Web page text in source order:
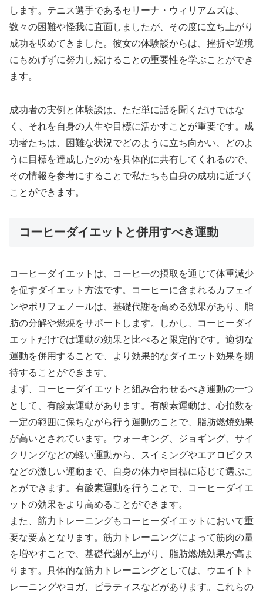
します。テニス選手であるセリーナ・ウィリアムズは、
数々の困難や怪我に直面しましたが、その度に立ち上がり
成功を収めてきました。彼女の体験談からは、挫折や逆境
にもめげずに努力し続けることの重要性を学ぶことができ
ます。
成功者の実例と体験談は、ただ単に話を聞くだけではな
く、それを自身の人生や目標に活かすことが重要です。成
功者たちは、困難な状況でどのように立ち向かい、どのよ
うに目標を達成したのかを具体的に共有してくれるので、
その情報を参考にすることで私たちも自身の成功に近づく
ことができます。
コーヒーダイエットと併用すべき運動
コーヒーダイエットは、コーヒーの摂取を通じて体重減少
を促すダイエット方法です。コーヒーに含まれるカフェイ
ンやポリフェノールは、基礎代謝を高める効果があり、脂
肪の分解や燃焼をサポートします。しかし、コーヒーダイ
エットだけでは運動の効果と比べると限定的です。適切な
運動を併用することで、より効果的なダイエット効果を期
待することができます。
まず、コーヒーダイエットと組み合わせるべき運動の一つ
として、有酸素運動があります。有酸素運動は、心拍数を
一定の範囲に保ちながら行う運動のことで、脂肪燃焼効果
が高いとされています。ウォーキング、ジョギング、サイ
クリングなどの軽い運動から、スイミングやエアロビクス
などの激しい運動まで、自身の体力や目標に応じて選ぶこ
とができます。有酸素運動を行うことで、コーヒーダイエ
ットの効果をより高めることができます。
また、筋力トレーニングもコーヒーダイエットにおいて重
要な要素となります。筋力トレーニングによって筋肉の量
を増やすことで、基礎代謝が上がり、脂肪燃焼効果が高ま
ります。具体的な筋力トレーニングとしては、ウエイトト
レーニングやヨガ、ピラティスなどがあります。これらの